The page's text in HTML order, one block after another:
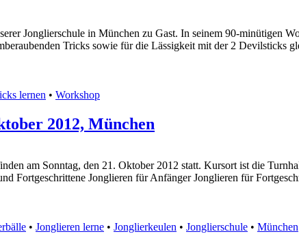
Jonglierschule in München zu Gast. In seinem 90-minütigen
Tricks sowie für die Lässigkeit mit der 2
lernen • Workshop
2012, München
am Sonntag, den 21. Oktober 2012 statt. Kursort ist die
Fortgeschrittene Jonglieren für Anfänger Jonglieren für
• Jonglieren lerne • Jonglierkeulen • Jonglierschule • München